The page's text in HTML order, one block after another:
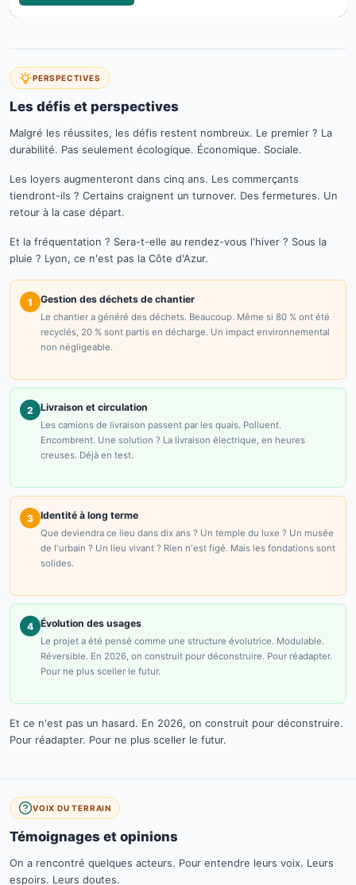
PERSPECTIVES
Les défis et perspectives
Malgré les réussites, les défis restent nombreux. Le premier ? La
durabilité. Pas seulement écologique. Économique. Sociale.
Les loyers augmenteront dans cinq ans. Les commerçants
tiendront-ils ? Certains craignent un turnover. Des fermetures. Un
retour à la case départ.
Et la fréquentation ? Sera-t-elle au rendez-vous l'hiver ? Sous la
pluie ? Lyon, ce n'est pas la Côte d'Azur.
1 Gestion des déchets de chantier
Le chantier a généré des déchets. Beaucoup. Même si 80 % ont été
recyclés, 20 % sont partis en décharge. Un impact environnemental
non négligeable.
2 Livraison et circulation
Les camions de livraison passent par les quais. Polluent.
Encombrent. Une solution ? La livraison électrique, en heures
creuses. Déjà en test.
3 Identité à long terme
Que deviendra ce lieu dans dix ans ? Un temple du luxe ? Un musée
de l'urbain ? Un lieu vivant ? Rien n'est figé. Mais les fondations sont
solides.
4 Évolution des usages
Le projet a été pensé comme une structure évolutrice. Modulable.
Réversible. En 2026, on construit pour déconstruire. Pour réadapter.
Pour ne plus sceller le futur.
Et ce n'est pas un hasard. En 2026, on construit pour déconstruire.
Pour réadapter. Pour ne plus sceller le futur.
VOIX DU TERRAIN
Témoignages et opinions
On a rencontré quelques acteurs. Pour entendre leurs voix. Leurs
espoirs. Leurs doutes.